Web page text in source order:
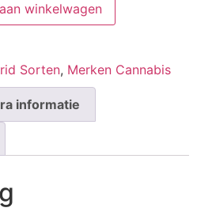
winkelwagen
Sorten, Merken Cannabis
informatie